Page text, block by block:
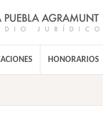
HONORARIOS